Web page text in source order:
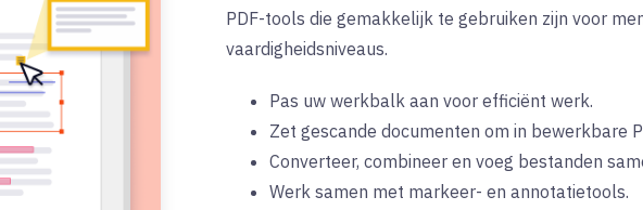
PDF-tools die gemakkelijk te gebruiken zijn voor
vaardigheidsniveaus.
Pas uw werkbalk aan voor efficiënt werk.
Zet gescande documenten om in bewerkbare
Converteer, combineer en voeg bestanden
Werk samen met markeer- en annotatietools.